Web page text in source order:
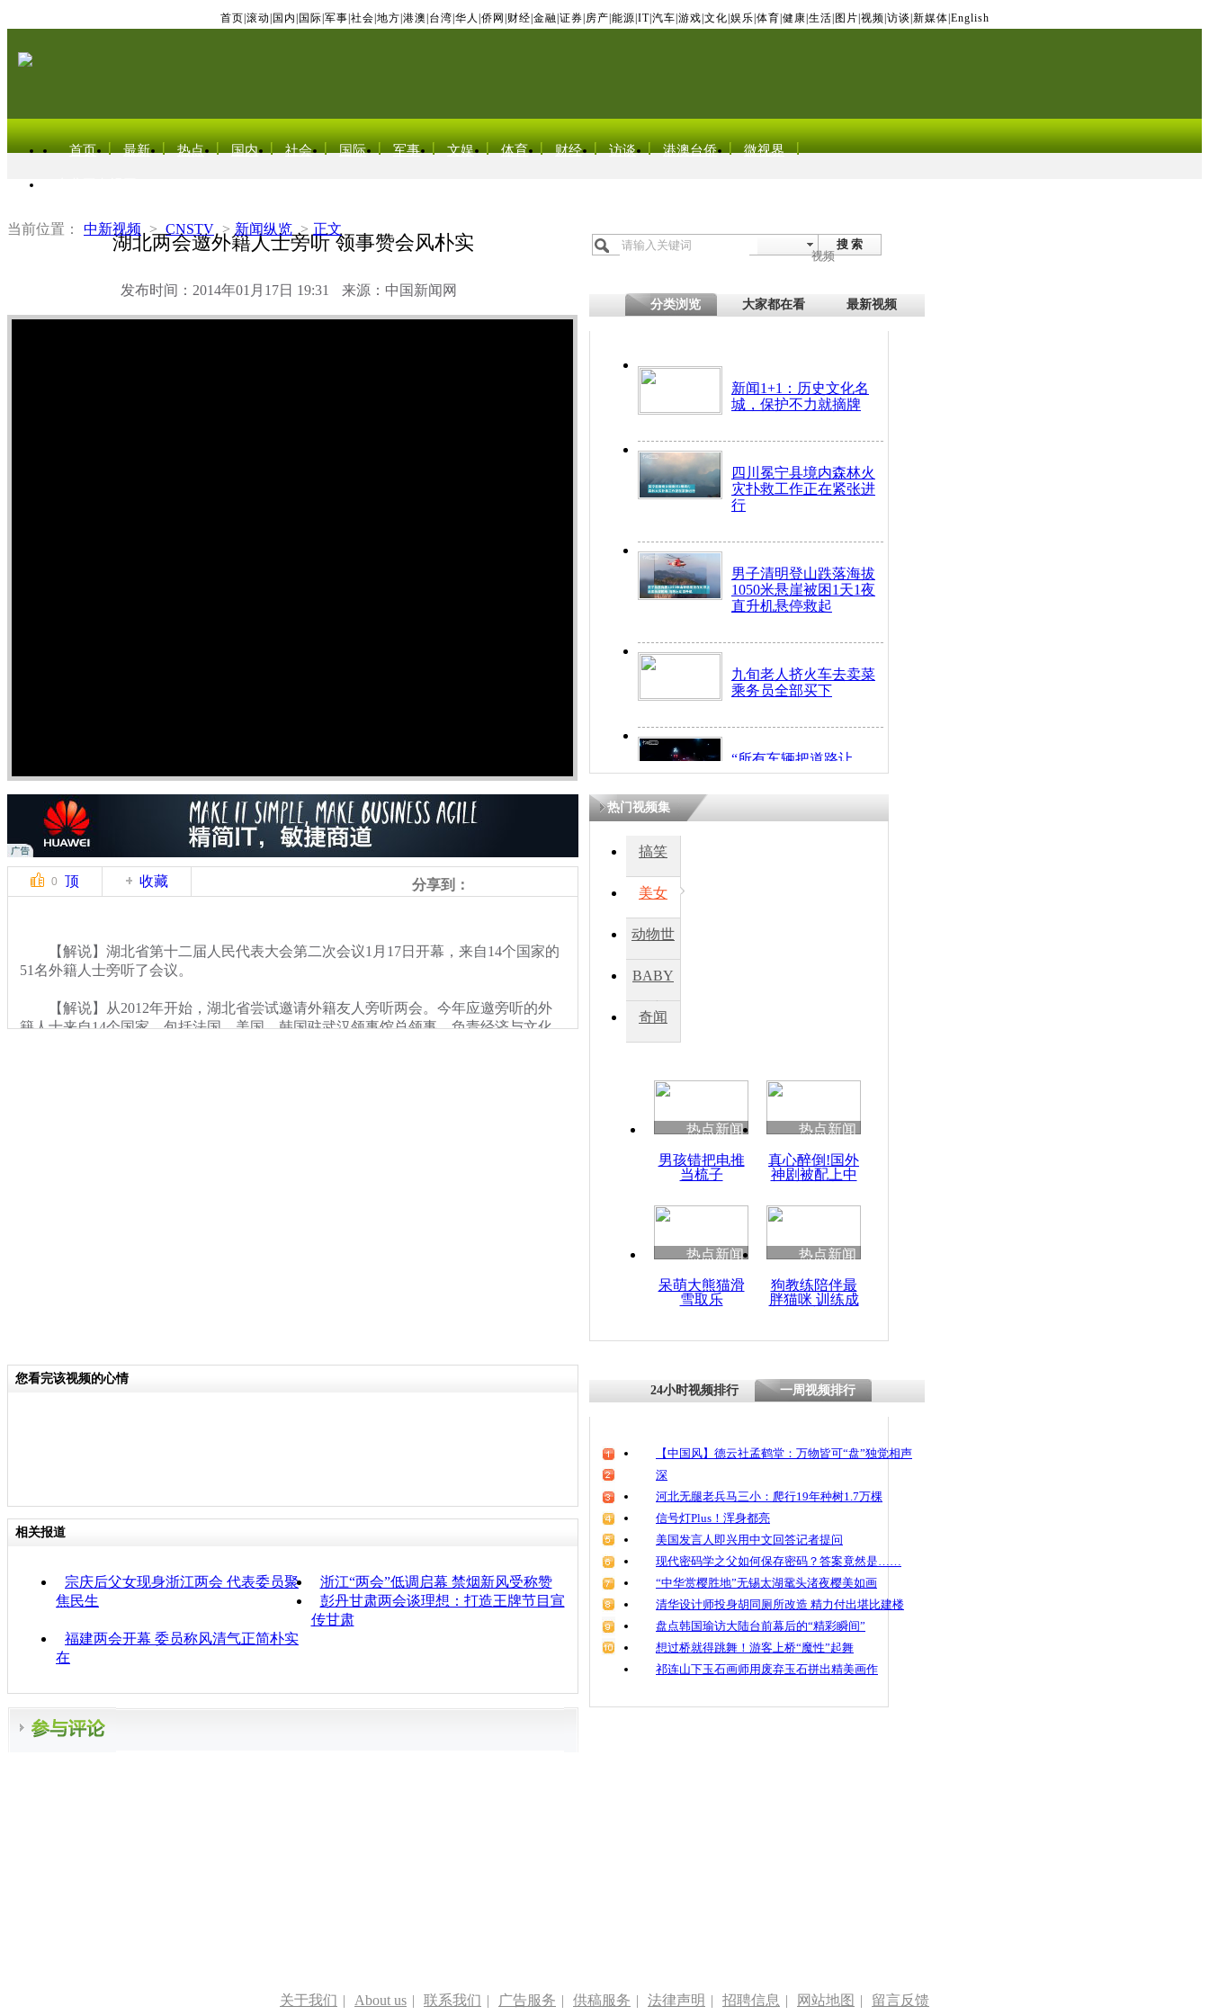
首页 滚动 国内 国际 军事 社会 地方 港澳 台湾 华人 侨网 财经 金融 证券 房产 能源 IT| 汽车 游戏 文化 娱乐 体育 健康 生活 图片 视频 访谈 新媒体 English
首页 最新 热点 国内 社会 国际 军事 文娱 体育 财经 访谈 港澳台侨 微视界
当前位置： 中新视频 > CNSTV > 新闻纵览 > 正文
湖北两会邀外籍人士旁听 领事赞会风朴实
发布时间：2014年01月17日 19:31 来源：中国新闻网
搜 索
视频
分类浏览 大家都在看 最新视频
新闻1+1：历史文化名
城，保护不力就摘牌
四川冕宁县境内森林火
灾扑救工作正在紧张进
行
男子清明登山跌落海拔
1050米悬崖被困1天1夜
直升机悬停救起
九旬老人挤火车去卖菜
乘务员全部买下
“所有车辆把道路让
开！”儿童突发疾病交
因
度苗族花山节
魂
0 顶 收藏 分享到：
【解说】湖北省第十二届人民代表大会第二次会议1月17日开幕，来自14个国家的
51名外籍人士旁听了会议。
【解说】从2012年开始，湖北省尝试邀请外籍友人旁听两会。今年应邀旁听的外
籍人士来自14个国家，包括法国、美国、韩国驻武汉领事馆总领事，负责经济与文化
热门视频集
搞笑
美女
动物世
BABY
秀
奇闻
热点新闻
男孩错把电推
当梳子
热点新闻
真心醉倒!国外
神剧被配上中
热点新闻
呆萌大熊猫滑
雪取乐
热点新闻
狗教练陪伴最
胖猫咪 训练成
您看完该视频的心情
相关报道
宗庆后父女现身浙江两会 代表委员聚
焦民生
浙江“两会”低调启幕 禁烟新风受称赞
彭丹甘肃两会谈理想：打造王牌节目宣
传甘肃
福建两会开幕 委员称风清气正简朴实
在
24小时视频排行 一周视频排行
【中国风】德云社孟鹤堂：万物皆可“盘”独觉相声
深
河北无腿老兵马三小：爬行19年种树1.7万棵
信号灯Plus！浑身都亮
美国发言人即兴用中文回答记者提问
现代密码学之父如何保存密码？答案竟然是……
“中华赏樱胜地”无锡太湖鼋头渚夜樱美如画
清华设计师投身胡同厕所改造 精力付出堪比建楼
盘点韩国瑜访大陆台前幕后的“精彩瞬间”
想过桥就得跳舞！游客上桥“魔性”起舞
祁连山下玉石画师用废弃玉石拼出精美画作
关于我们 | About us | 联系我们 | 广告服务 | 供稿服务 | 法律声明 | 招聘信息 | 网站地图 | 留言反馈